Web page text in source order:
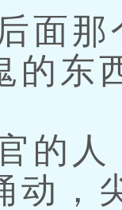
面那
的东
人
动，